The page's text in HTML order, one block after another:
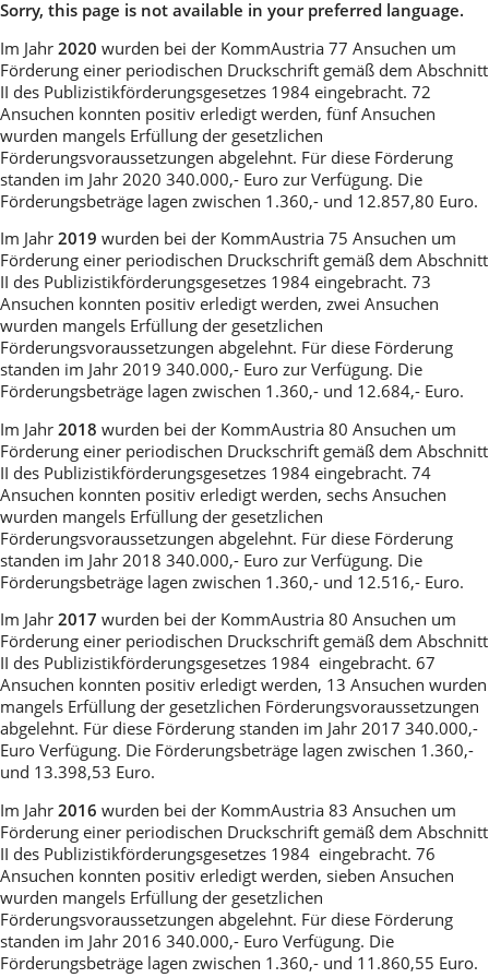
Sorry, this page is not available in your preferred language.
Im Jahr 2020 wurden bei der KommAustria 77 Ansuchen um
Förderung einer periodischen Druckschrift gemäß dem Abschnitt
II des Publizistikförderungsgesetzes 1984 eingebracht. 72
Ansuchen konnten positiv erledigt werden, fünf Ansuchen
wurden mangels Erfüllung der gesetzlichen
Förderungsvoraussetzungen abgelehnt. Für diese Förderung
standen im Jahr 2020 340.000,- Euro zur Verfügung. Die
Förderungsbeträge lagen zwischen 1.360,- und 12.857,80 Euro.
Im Jahr 2019 wurden bei der KommAustria 75 Ansuchen um
Förderung einer periodischen Druckschrift gemäß dem Abschnitt
II des Publizistikförderungsgesetzes 1984 eingebracht. 73
Ansuchen konnten positiv erledigt werden, zwei Ansuchen
wurden mangels Erfüllung der gesetzlichen
Förderungsvoraussetzungen abgelehnt. Für diese Förderung
standen im Jahr 2019 340.000,- Euro zur Verfügung. Die
Förderungsbeträge lagen zwischen 1.360,- und 12.684,- Euro.
Im Jahr 2018 wurden bei der KommAustria 80 Ansuchen um
Förderung einer periodischen Druckschrift gemäß dem Abschnitt
II des Publizistikförderungsgesetzes 1984 eingebracht. 74
Ansuchen konnten positiv erledigt werden, sechs Ansuchen
wurden mangels Erfüllung der gesetzlichen
Förderungsvoraussetzungen abgelehnt. Für diese Förderung
standen im Jahr 2018 340.000,- Euro zur Verfügung. Die
Förderungsbeträge lagen zwischen 1.360,- und 12.516,- Euro.
Im Jahr 2017 wurden bei der KommAustria 80 Ansuchen um
Förderung einer periodischen Druckschrift gemäß dem Abschnitt
II des Publizistikförderungsgesetzes 1984 eingebracht. 67
Ansuchen konnten positiv erledigt werden, 13 Ansuchen wurden
mangels Erfüllung der gesetzlichen Förderungsvoraussetzungen
abgelehnt. Für diese Förderung standen im Jahr 2017 340.000,-
Euro Verfügung. Die Förderungsbeträge lagen zwischen 1.360,-
und 13.398,53 Euro.
Im Jahr 2016 wurden bei der KommAustria 83 Ansuchen um
Förderung einer periodischen Druckschrift gemäß dem Abschnitt
II des Publizistikförderungsgesetzes 1984 eingebracht. 76
Ansuchen konnten positiv erledigt werden, sieben Ansuchen
wurden mangels Erfüllung der gesetzlichen
Förderungsvoraussetzungen abgelehnt. Für diese Förderung
standen im Jahr 2016 340.000,- Euro Verfügung. Die
Förderungsbeträge lagen zwischen 1.360,- und 11.860,55 Euro.